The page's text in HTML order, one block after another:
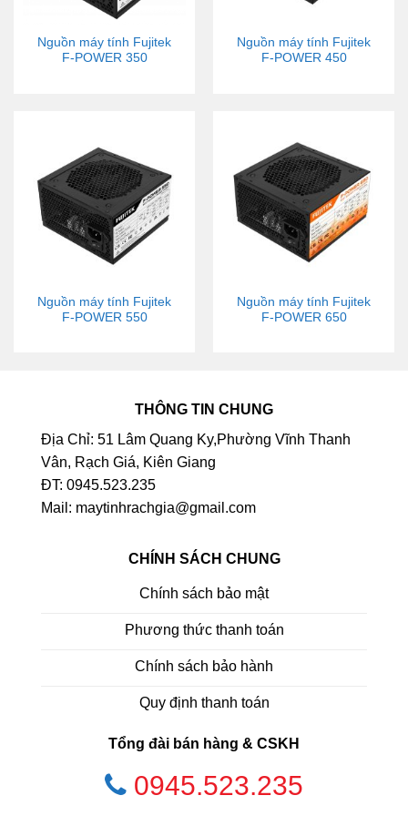
Nguồn máy tính Fujitek
F-POWER 350
Nguồn máy tính Fujitek
F-POWER 450
Nguồn máy tính Fujitek
F-POWER 550
Nguồn máy tính Fujitek
F-POWER 650
THÔNG TIN CHUNG
Địa Chỉ: 51 Lâm Quang Ky,Phường Vĩnh Thanh
Vân, Rạch Giá, Kiên Giang
ĐT: 0945.523.235
Mail: maytinhrachgia@gmail.com
CHÍNH SÁCH CHUNG
Chính sách bảo mật
Phương thức thanh toán
Chính sách bảo hành
Quy định thanh toán
Tổng đài bán hàng & CSKH
0945.523.235